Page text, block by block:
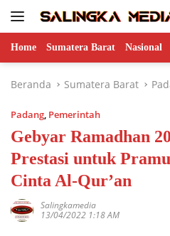
Home Sumatera Barat Nasional
Beranda Sumatera Barat
Padang, Pemerintah
Gebyar Ramadhan
Prestasi untuk
Cinta Al-Qur’an
Salingkamedia
13/04/2022 1:18 AM